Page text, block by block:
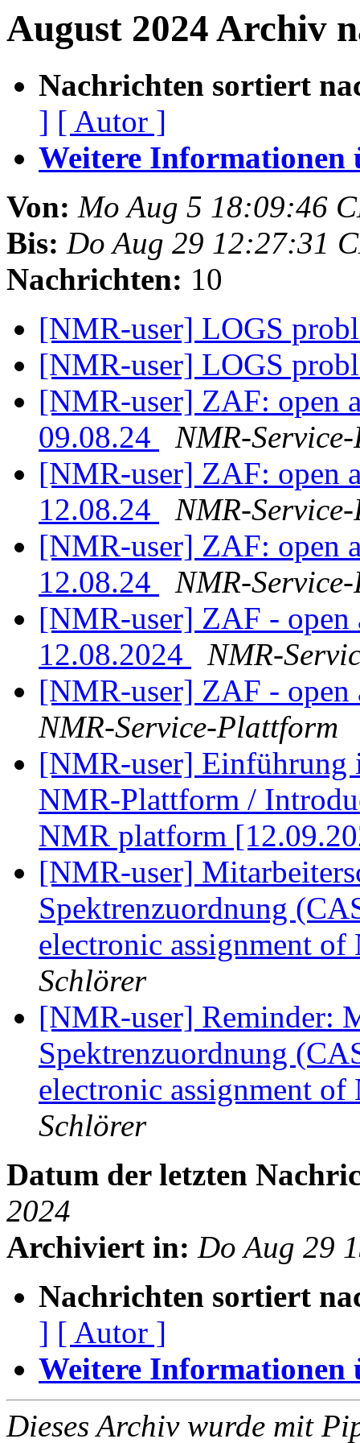
August 2024 Archiv
Nachrichten sortiert
] [ Autor ]
Weitere Informationen
Von: Mo Aug 5 18:09:46
Bis: Do Aug 29 12:27:31
Nachrichten: 10
[NMR-user] LOGS
[NMR-user] LOGS
[NMR-user] ZAF: open
09.08.24
NMR-
[NMR-user] ZAF: open
12.08.24
NMR-
[NMR-user] ZAF: open
12.08.24
NMR-
[NMR-user] ZAF - open
12.08.2024
NMR-
[NMR-user] ZAF - open
NMR-Service-Plattform
[NMR-user] Einführung
NMR-Plattform /
NMR platform
[NMR-user]
Spektrenzuordnung
electronic assignment
Schlörer
[NMR-user] Reminder:
Spektrenzuordnung
electronic assignment
Schlörer
Datum der letzten
2024
Archiviert in: Do Aug 29
Nachrichten sortiert
] [ Autor ]
Weitere Informationen
Dieses Archiv wurde mit